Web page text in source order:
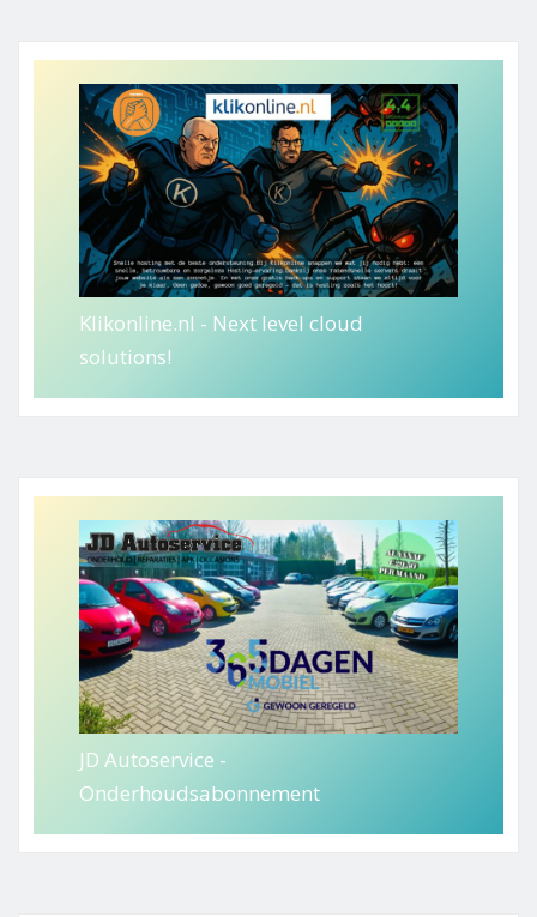
Klikonline.nl - Next level cloud
solutions!
JD Autoservice -
Onderhoudsabonnement